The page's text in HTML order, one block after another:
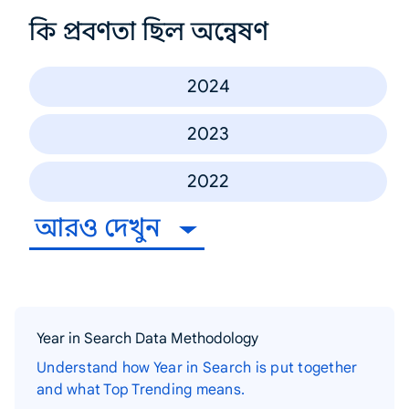
কি প্রবণতা ছিল অন্বেষণ
2024
2023
2022
আরও দেখুন
Year in Search Data Methodology
Understand how Year in Search is put together
and what Top Trending means.